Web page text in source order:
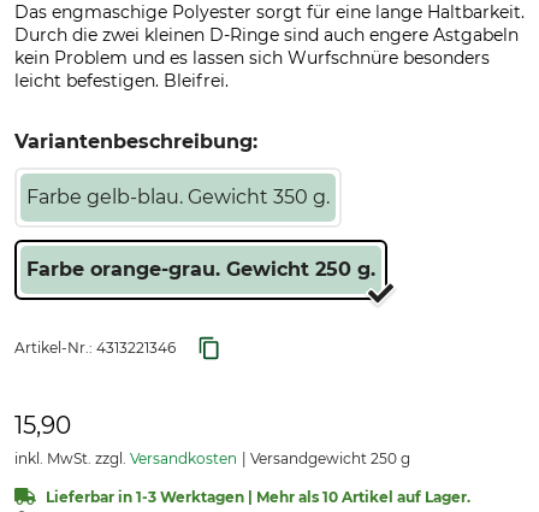
Das engmaschige Polyester sorgt für eine lange Haltbarkeit.
Durch die zwei kleinen D-Ringe sind auch engere Astgabeln
kein Problem und es lassen sich Wurfschnüre besonders
leicht befestigen. Bleifrei.
Variantenbeschreibung:
Farbe gelb-blau. Gewicht 350 g.
Farbe orange-grau. Gewicht 250 g.
Artikel-Nr.: 4313221346
15,90
inkl. MwSt. zzgl. Versandkosten Versandgewicht 250 g
Lieferbar in 1-3 Werktagen | Mehr als 10 Artikel auf Lager.